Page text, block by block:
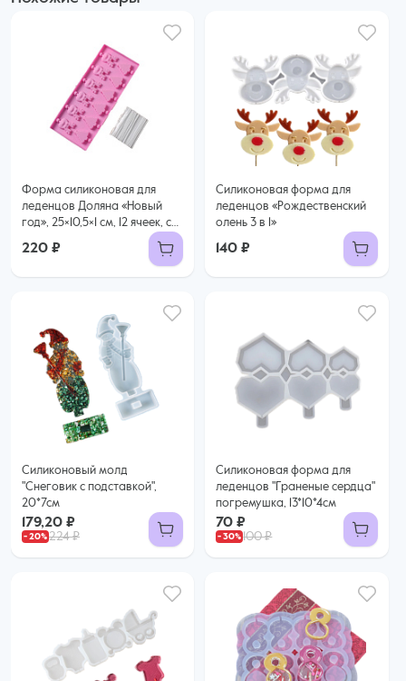
Форма силиконовая для
леденцов Доляна «Новый
год», 25×10,5×1 см, 12 ячеек, с
220 ₽
Силиконовая форма для
леденцов «Рождественский
олень 3 в 1»
140 ₽
Силиконовый молд
"Снеговик с подставкой",
20*7см
179,20 ₽
224 ₽
Силиконовая форма для
леденцов "Граненые сердца"
погремушка, 13*10*4см
70 ₽
100 ₽